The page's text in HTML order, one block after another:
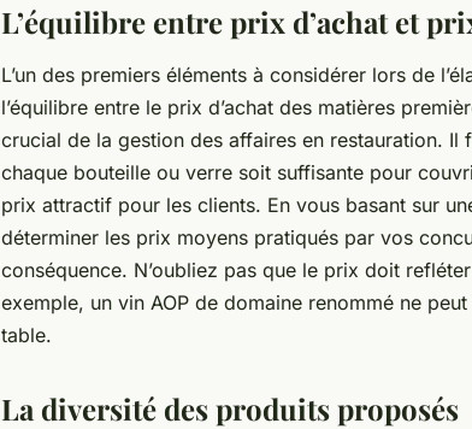
L’équilibre entre prix d’achat et
L’un des premiers éléments à considérer lors de
l’équilibre entre le prix d’achat des matières
crucial de la gestion des affaires en restauration.
chaque bouteille ou verre soit suffisante pour
prix attractif pour les clients. En vous basant sur
déterminer les prix moyens pratiqués par vos
conséquence. N’oubliez pas que le prix doit
exemple, un vin AOP de domaine renommé ne
table.
La diversité des produits proposés